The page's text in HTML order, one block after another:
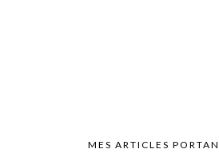
MES ARTICLES